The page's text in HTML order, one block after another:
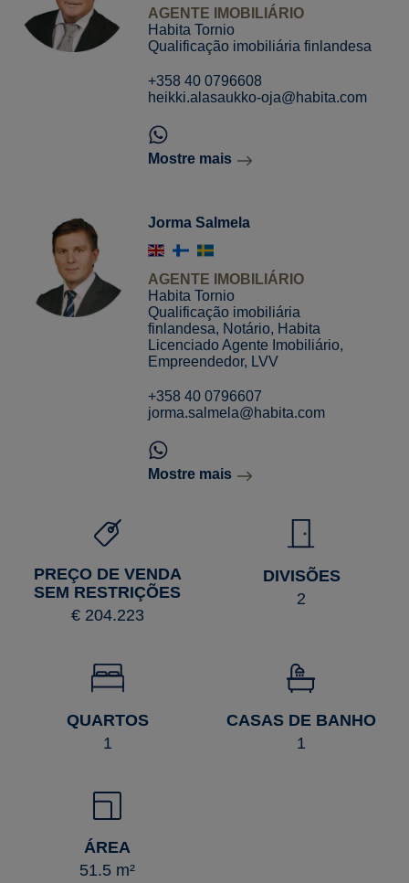
AGENTE IMOBILIÁRIO
Habita Tornio
Qualificação imobiliária finlandesa
+358 40 0796608
heikki.alasaukko-oja@habita.com
Mostre mais
Jorma Salmela
AGENTE IMOBILIÁRIO
Habita Tornio
Qualificação imobiliária
finlandesa, Notário, Habita
Licenciado Agente Imobiliário,
Empreendedor, LVV
+358 40 0796607
jorma.salmela@habita.com
Mostre mais
PREÇO DE VENDA
SEM RESTRIÇÕES
€ 204.223
DIVISÕES
2
QUARTOS
1
CASAS DE BANHO
1
ÁREA
51.5 m²